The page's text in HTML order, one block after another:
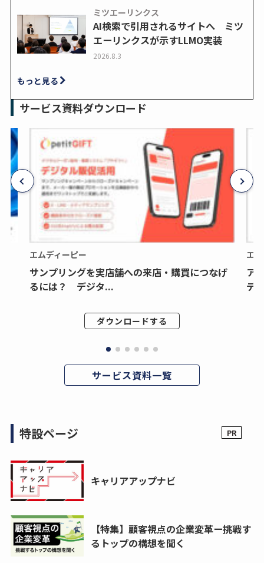
ミツエーリンクス
AI検索で引用されるサイトへ ミツ
エーリンクスが示すLLMO実装
2026.8.3
もっと見る
サービス資料ダウンロード
エムディーピー
サンプリングを実店舗への来店・購買につなげ
るには？ デジタ...
ダウンロードする
エ
ア
デ
サービス資料一覧
特設ページ
キャリアアップナビ
【特集】顧客視点の企業変革ー挑戦す
るトップの構想を聞く